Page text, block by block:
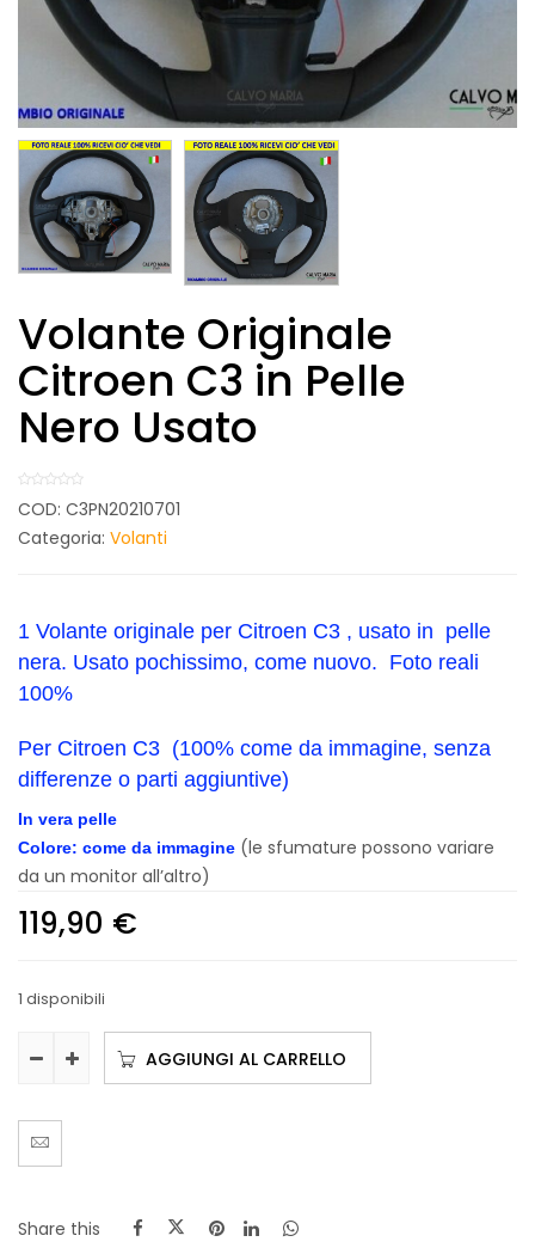
Volante Originale
Citroen C3 in Pelle
Nero Usato
COD: C3PN20210701
Categoria: Volanti
1 Volante originale per Citroen C3 , usato in pelle
nera. Usato pochissimo, come nuovo. Foto reali
100%
Per Citroen C3 (100% come da immagine, senza
differenze o parti aggiuntive)
In vera pelle
Colore: come da immagine (le sfumature possono variare
da un monitor all’altro)
119,90 €
1 disponibili
AGGIUNGI AL CARRELLO
Share this